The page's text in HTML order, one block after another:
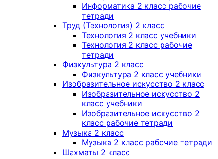
Информатика 2 класс рабочие
тетради
Труд (Технология) 2 класс
Технология 2 класс учебники
Технология 2 класс рабочие
тетради
Физкультура 2 класс
Физкультура 2 класс учебники
Изобразительное искусство 2 класс
Изобразительное искусство 2
класс учебники
Изобразительное искусство 2
класс рабочие тетради
Музыка 2 класс
Музыка 2 класс рабочие тетради
Шахматы 2 класс